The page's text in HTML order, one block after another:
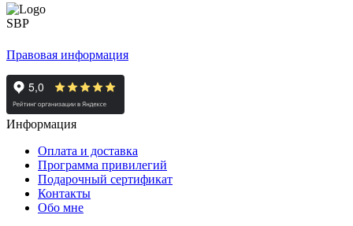
Правовая информация
Информация
Оплата и доставка
Программа привилегий
Подарочный сертификат
Контакты
Обо мне